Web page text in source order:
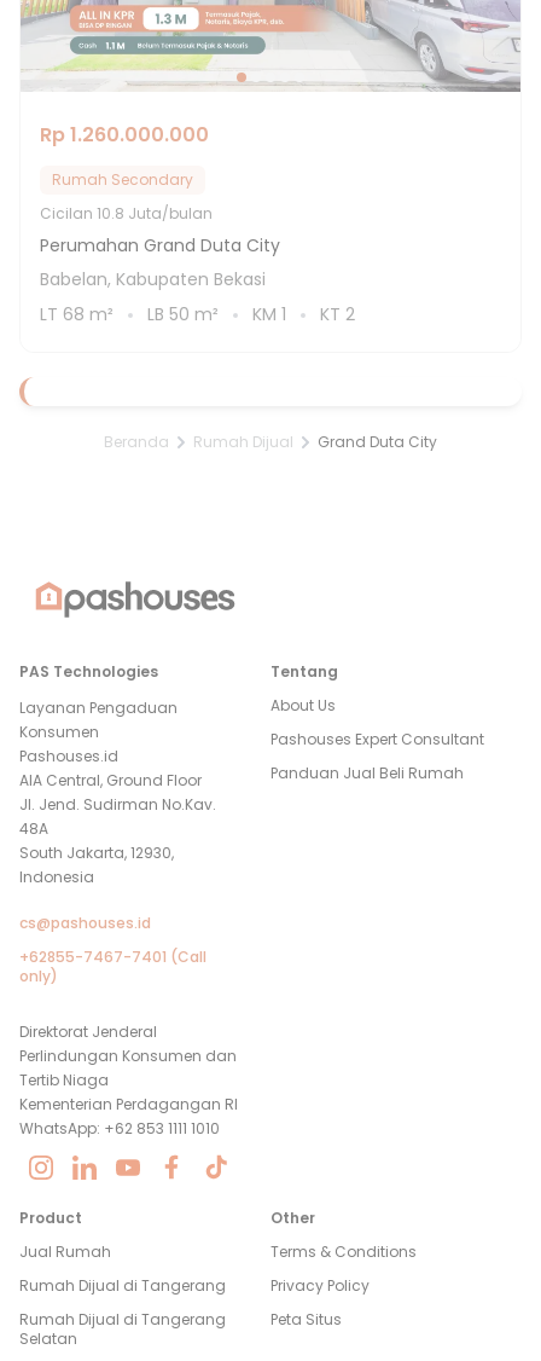
Rp 1.260.000.000
Rumah Secondary
Cicilan 10.8 Juta/bulan
Perumahan Grand Duta City
Babelan, Kabupaten Bekasi
LT 68 m² LB 50 m² KM 1 KT 2
Beranda Rumah Dijual Grand Duta City
PAS Technologies
Layanan Pengaduan
Konsumen
Pashouses.id
AIA Central, Ground Floor
Jl. Jend. Sudirman No.Kav.
48A
South Jakarta, 12930,
Indonesia
cs@pashouses.id
+62855-7467-7401 (Call
only)
Direktorat Jenderal
Perlindungan Konsumen dan
Tertib Niaga
Kementerian Perdagangan RI
WhatsApp: +62 853 1111 1010
Tentang
About Us
Pashouses Expert Consultant
Panduan Jual Beli Rumah
Product
Jual Rumah
Rumah Dijual di Tangerang
Rumah Dijual di Tangerang
Selatan
Other
Terms & Conditions
Privacy Policy
Peta Situs